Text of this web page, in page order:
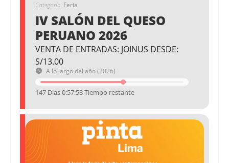
Categoría Feria
IV SALÓN DEL QUESO
PERUANO 2026
VENTA DE ENTRADAS: JOINUS DESDE:
S/13.00
A lo largo del año (2026)
147 Días 0:57:58 Tiempo restante